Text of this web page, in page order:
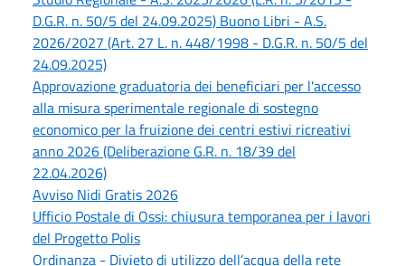
D.G.R. n. 50/5 del 24.09.2025) Buono Libri - A.S.
2026/2027 (Art. 27 L. n. 448/1998 - D.G.R. n. 50/5 del
24.09.2025)
Approvazione graduatoria dei beneficiari per l'accesso
alla misura sperimentale regionale di sostegno
economico per la fruizione dei centri estivi ricreativi
anno 2026 (Deliberazione G.R. n. 18/39 del
22.04.2026)
Avviso Nidi Gratis 2026
Ufficio Postale di Ossi: chiusura temporanea per i lavori
del Progetto Polis
Ordinanza - Divieto di utilizzo dell’acqua della rete